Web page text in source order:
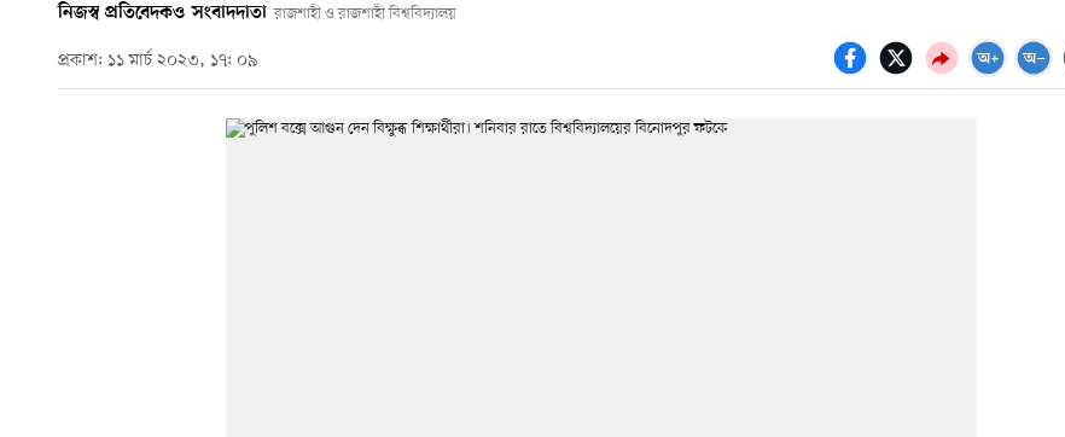
নিজস্ব প্রতিবেদকও সংবাদদাতা রাজশাহী ও রাজশাহী বিশ্ববিদ্যালয়
প্রকাশ: ১১ মার্চ ২০২৩, ১৭: ০৯